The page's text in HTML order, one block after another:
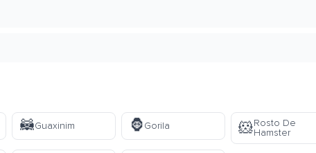
🦝Guaxinim 🦍Gorila 🐹Rosto De
Hamster